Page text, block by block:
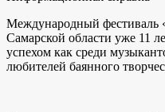
Международный фестиваль
Самарской области уже 11
успехом как среди
любителей баянного